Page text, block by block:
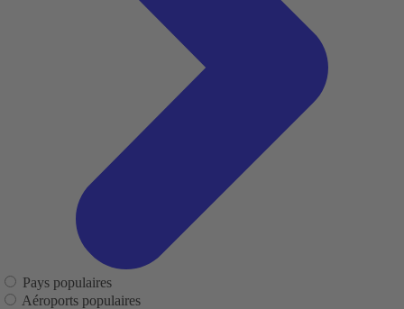
Pays populaires
Aéroports populaires